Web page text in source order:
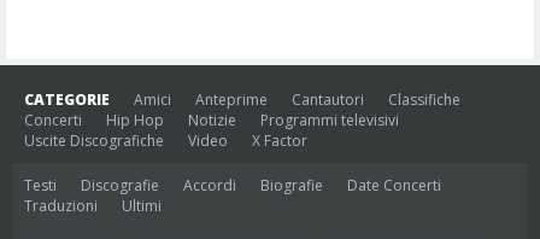
CATEGORIE Amici Anteprime Cantautori
Classifiche
Concerti
Hip Hop Notizie
Programmi televisivi
Uscite Discografiche
Video X Factor
Testi Discografie Accordi Biografie
Date Concerti
Traduzioni
Ultimi